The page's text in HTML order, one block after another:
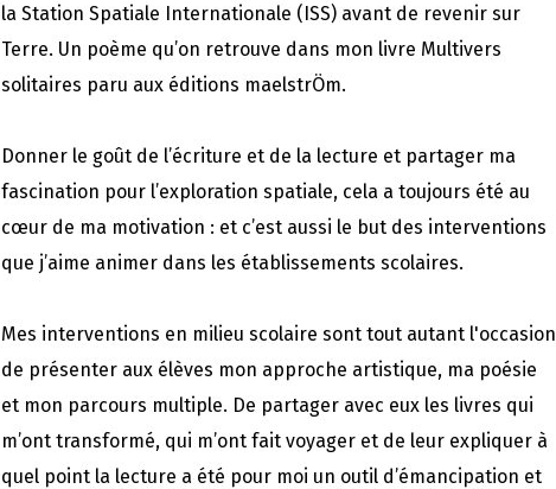
la Station Spatiale Internationale (ISS) avant de revenir sur
Terre. Un poème qu’on retrouve dans mon livre Multivers
solitaires paru aux éditions maelstrÖm.
Donner le goût de l’écriture et de la lecture et partager ma
fascination pour l’exploration spatiale, cela a toujours été au
cœur de ma motivation : et c’est aussi le but des interventions
que j’aime animer dans les établissements scolaires.
Mes interventions en milieu scolaire sont tout autant l'occasion
de présenter aux élèves mon approche artistique, ma poésie
et mon parcours multiple. De partager avec eux les livres qui
m’ont transformé, qui m’ont fait voyager et de leur expliquer à
quel point la lecture a été pour moi un outil d’émancipation et